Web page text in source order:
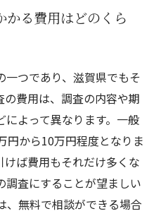
かる費用はどのくら
つであり、滋賀県でもそ
費用は、調査の内容や期
よって異なります。一般
円から10万円程度となりま
ば費用もそれだけ多くな
調査にすることが望ましい
、無料で相談ができる場合